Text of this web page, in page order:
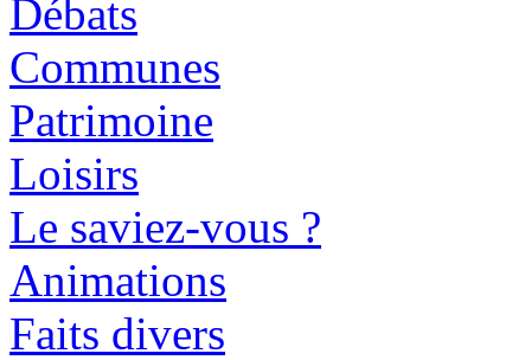
Débats
Communes
Patrimoine
Loisirs
Le saviez-vous ?
Animations
Faits divers